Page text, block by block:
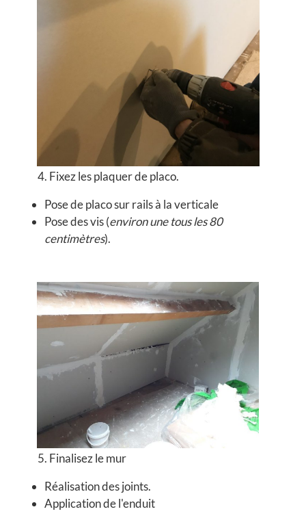
4. Fixez les plaquer de placo.
Pose de placo sur rails à la verticale
Pose des vis (environ une tous les 80
centimètres).
5. Finalisez le mur
Réalisation des joints.
Application de l'enduit